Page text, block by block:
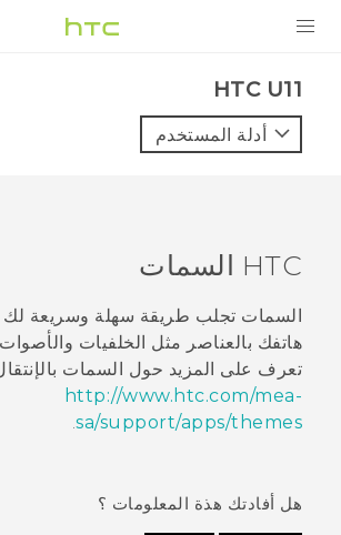
VIVE
VIVERSE
البرامج + التطبيقات
الدعم
أجهزة HTC والملحقات
HTC U11‎
أدلة المستخدم
HTC السمات
السمات تجلب طريقة سهلة وسريعة
هاتفك بالعناصر مثل الخلفيات
تعرف على المزيد حول
السمات
http://www.htc.com/mea-
sa/support/apps/themes
.
هل أفادتك هذة المعلومات ؟